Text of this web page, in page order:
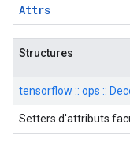
Attrs
Structures
tensorflow :: ops ::
Setters d'attributs